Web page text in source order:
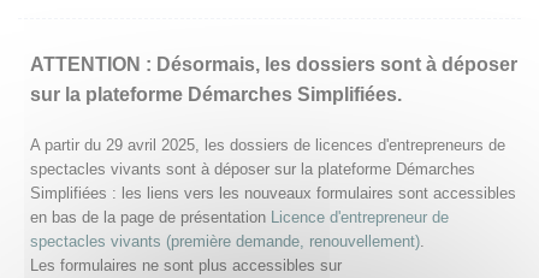
ATTENTION : Désormais, les dossiers sont à déposer
sur la plateforme Démarches Simplifiées.
A partir du 29 avril 2025, les dossiers de licences d'entrepreneurs de
spectacles vivants sont à déposer sur la plateforme Démarches
Simplifiées : les liens vers les nouveaux formulaires sont accessibles
en bas de la page de présentation Licence d'entrepreneur de
spectacles vivants (première demande, renouvellement).
Les formulaires ne sont plus accessibles sur